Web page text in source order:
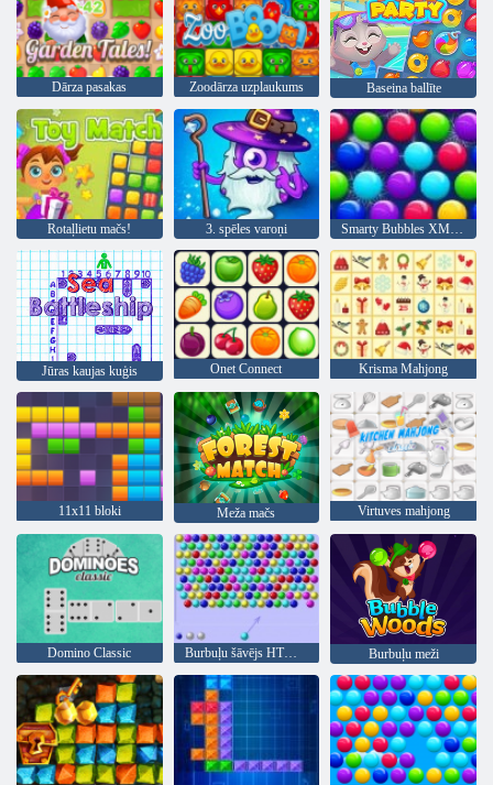
Dārza pasakas Zoodārza uzplaukums Baseina ballīte
Rotaļlietu mačs! 3. spēles varoņi Smarty Bubbles XMas Edition
Jūras kaujas kuģis Onet Connect Krisma Mahjong
11x11 bloki Meža mačs Virtuves mahjong
Domino Classic Burbuļu šāvējs HTML5 Burbuļu meži